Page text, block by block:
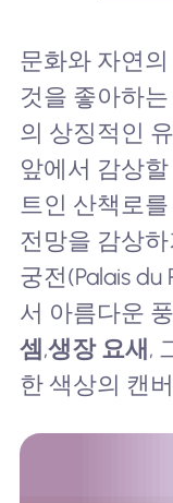
문화와 자연
것을 좋아하
의 상징적인
앞에서 감상
트인 산책로
전망을 감상
궁전(Palais
서 아름다운
셈 ,생장 요새 ,
한 색상의 캔